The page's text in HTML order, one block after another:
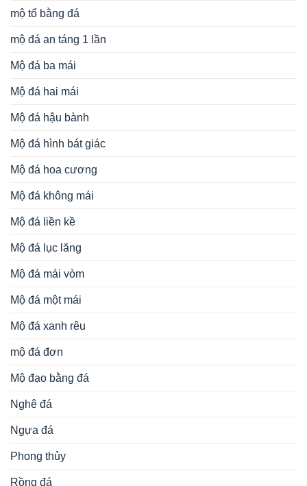
mộ tổ bằng đá
mộ đá an táng 1 lần
Mộ đá ba mái
Mộ đá hai mái
Mộ đá hậu bành
Mộ đá hình bát giác
Mộ đá hoa cương
Mộ đá không mái
Mộ đá liền kề
Mộ đá lục lăng
Mộ đá mái vòm
Mộ đá một mái
Mộ đá xanh rêu
mộ đá đơn
Mộ đạo bằng đá
Nghê đá
Ngựa đá
Phong thủy
Rồng đá